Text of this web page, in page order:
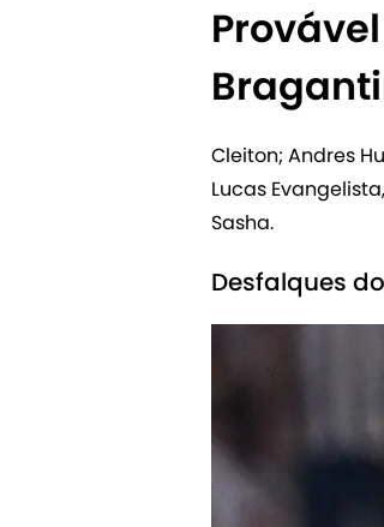
Cleiton; Andres
Lucas
Sasha.
Desfalques